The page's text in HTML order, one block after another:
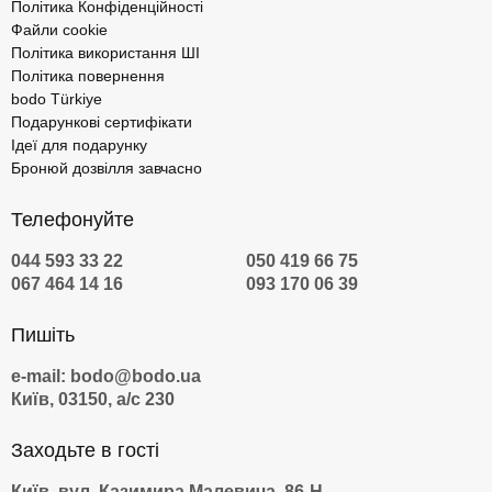
серпень 2026)
Товар
Балійське SPA
«Лулур»
Сабай-масаж для двох
Політика Конфіденційності
Файли cookie
Політика використання ШІ
Політика повернення
bodo Türkiye
Подарункові сертифікати
Ідеї для подарунку
Бронюй дозвілля завчасно
Телефонуйте
044 593 33 22
050 419 66 75
067 464 14 16
093 170 06 39
Пишіть
e-mail: bodo@bodo.ua
Київ, 03150, а/с 230
Заходьте в гості